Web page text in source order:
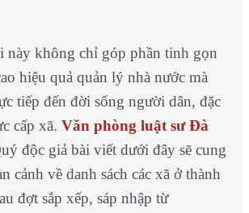
này không chỉ góp phần tinh gọn
hiệu quả quản lý nhà nước mà
tiếp đến đời sống người dân, đặc
cấp xã. Văn phòng luật sư Đà
độc giả bài viết dưới đây sẽ cung
cảnh về danh sách các xã ở thành
đợt sắp xếp, sáp nhập từ